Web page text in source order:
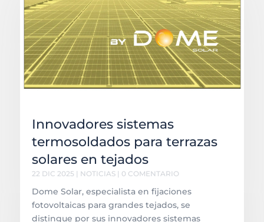
Innovadores sistemas
termosoldados para terrazas
solares en tejados
22 DIC 2025 | NOTICIAS| 0 COMENTARIO
Dome Solar, especialista en fijaciones
fotovoltaicas para grandes tejados, se
distingue por sus innovadores sistemas